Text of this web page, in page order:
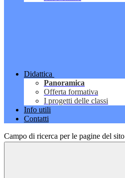
Didattica
Panoramica
Offerta formativa
I progetti delle classi
Info utili
Contatti
Campo di ricerca per le pagine del sito